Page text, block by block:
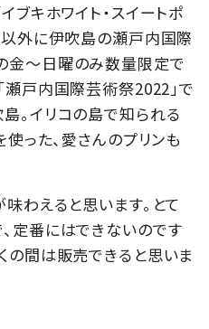
ブキホワイト・スイートポ
以外に伊吹島の瀬戸内国際
金〜日曜のみ数量限定で
瀬戸内国際芸術祭2022」で
。イリコの島で知られる
使った、愛さんのプリンも
わえると思います。とて
定番にはできないのです
の間は販売できると思いま